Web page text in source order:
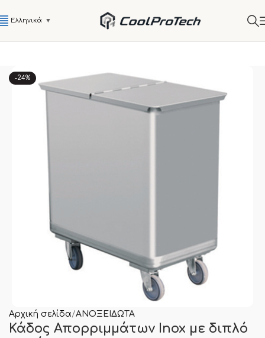
Ελληνικά ▼
-24%
Αρχική σελίδα ΑΝΟΞΕΙΔΩΤΑ
Κάδος Απορριμμάτων Inox με διπλό